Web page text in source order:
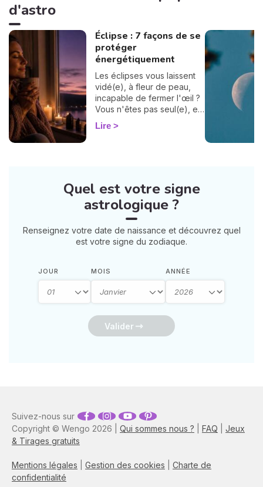
d'astro
Éclipse : 7 façons de se
protéger
énergétiquement
Les éclipses vous laissent
vidé(e), à fleur de peau,
incapable de fermer l'œil ?
Vous n'êtes pas seul(e), et
surtout : ça se traverse en
douceur. Voici 7 gestes
intérieur. 🛡️🌒
Lire
Quel est votre signe
astrologique ?
Renseignez votre date de naissance et découvrez quel
est votre signe du zodiaque.
JOUR MOIS ANNÉE
Valider
Copyright © Wengo 2026 | Qui sommes nous ? FAQ
Jeux
& Tirages gratuits
Mentions légales Gestion des cookies
Charte de
confidentialité
Suivez-nous sur